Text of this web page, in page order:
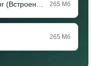
265 Мб
265 Мб